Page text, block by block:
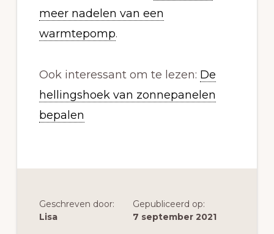
meer nadelen van een
warmtepomp.
Ook interessant om te lezen: De
hellingshoek van zonnepanelen
bepalen
Geschreven door:
Lisa
Gepubliceerd op:
7 september 2021